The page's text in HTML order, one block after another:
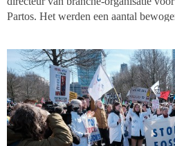
Partos. Het werden een aantal
gevallen kabinet. Nu Hoornweg
een goed gesprek over haar visie
landschap en de trends in de sector